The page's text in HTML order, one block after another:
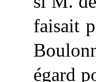
faisait
égard